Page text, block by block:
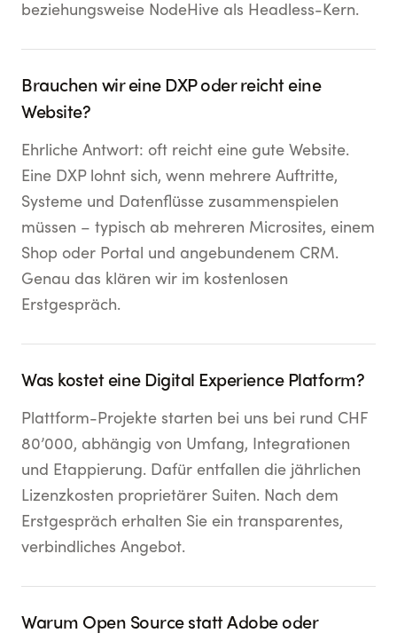
beziehungsweise NodeHive als Headless-Kern.
Brauchen wir eine DXP oder reicht eine
Website?
Ehrliche Antwort: oft reicht eine gute Website.
Eine DXP lohnt sich, wenn mehrere Auftritte,
Systeme und Datenflüsse zusammenspielen
müssen – typisch ab mehreren Microsites, einem
Shop oder Portal und angebundenem CRM.
Genau das klären wir im kostenlosen
Erstgespräch.
Was kostet eine Digital Experience Platform?
Plattform-Projekte starten bei uns bei rund CHF
80’000, abhängig von Umfang, Integrationen
und Etappierung. Dafür entfallen die jährlichen
Lizenzkosten proprietärer Suiten. Nach dem
Erstgespräch erhalten Sie ein transparentes,
verbindliches Angebot.
Warum Open Source statt Adobe oder